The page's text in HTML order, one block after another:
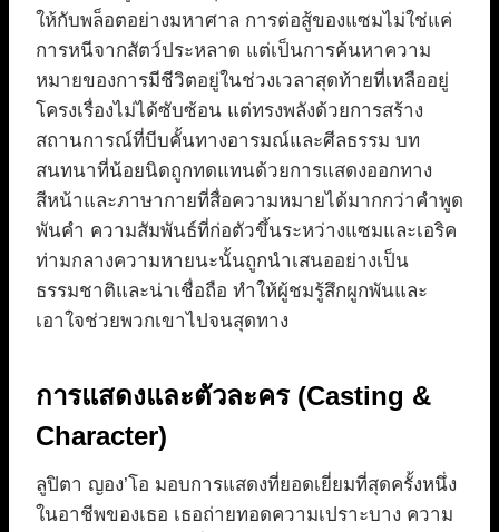
ให้กับพล็อตอย่างมหาศาล การต่อสู้ของแซมไม่ใช่แค่
การหนีจากสัตว์ประหลาด แต่เป็นการค้นหาความ
หมายของการมีชีวิตอยู่ในช่วงเวลาสุดท้ายที่เหลืออยู่
โครงเรื่องไม่ได้ซับซ้อน แต่ทรงพลังด้วยการสร้าง
สถานการณ์ที่บีบคั้นทางอารมณ์และศีลธรรม บท
สนทนาที่น้อยนิดถูกทดแทนด้วยการแสดงออกทาง
สีหน้าและภาษากายที่สื่อความหมายได้มากกว่าคำพูด
พันคำ ความสัมพันธ์ที่ก่อตัวขึ้นระหว่างแซมและเอริค
ท่ามกลางความหายนะนั้นถูกนำเสนออย่างเป็น
ธรรมชาติและน่าเชื่อถือ ทำให้ผู้ชมรู้สึกผูกพันและ
เอาใจช่วยพวกเขาไปจนสุดทาง
การแสดงและตัวละคร (Casting &
Character)
ลูปิตา ญอง’โอ มอบการแสดงที่ยอดเยี่ยมที่สุดครั้งหนึ่ง
ในอาชีพของเธอ เธอถ่ายทอดความเปราะบาง ความ